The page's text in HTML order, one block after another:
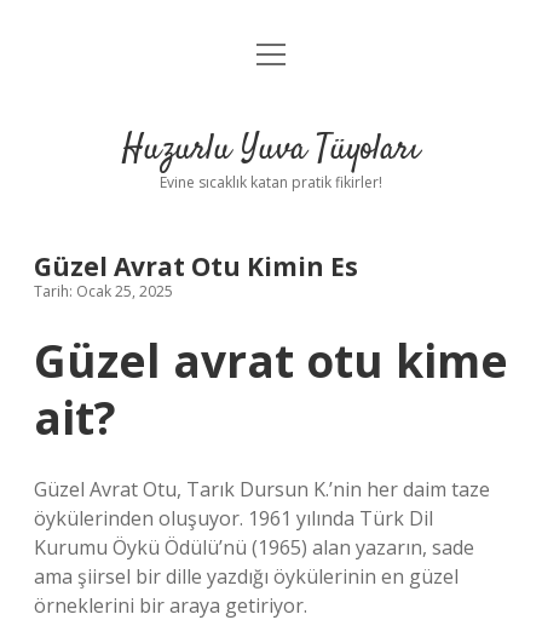
Anasayfa
Yasal Uyarı
menüyü
Huzurlu Yuva Tüyoları
Evine sıcaklık katan pratik fikirler!
Güzel Avrat Otu Kimin Es
Tarih: Ocak 25, 2025
Güzel avrat otu kime
ait?
Güzel Avrat Otu, Tarık Dursun K.’nin her daim taze
öykülerinden oluşuyor. 1961 yılında Türk Dil
Kurumu Öykü Ödülü’nü (1965) alan yazarın, sade
ama şiirsel bir dille yazdığı öykülerinin en güzel
örneklerini bir araya getiriyor.